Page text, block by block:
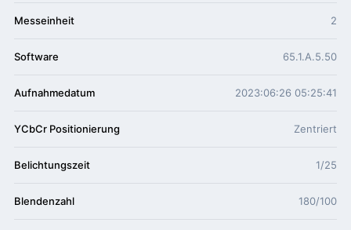
Messeinheit 2
Software 65.1.A.5.50
Aufnahmedatum 2023:06:26 05:25:41
YCbCr Positionierung Zentriert
Belichtungszeit 1/25
Blendenzahl 180/100